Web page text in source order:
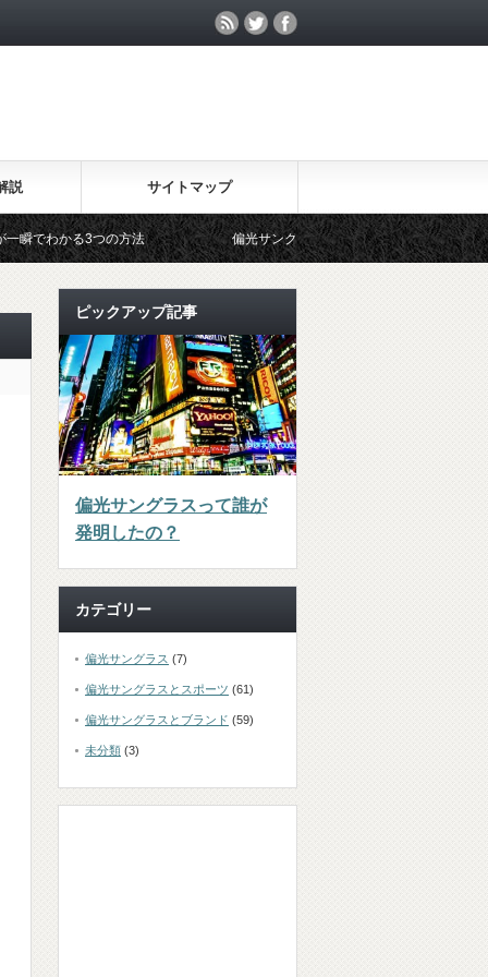
説 サイトマップ
の方法 偏光サングラスとスポーツ 偏光サングラス
ピックアップ記事
偏光サングラスって誰が
発明したの？
カテゴリー
偏光サングラス (7)
偏光サングラスとスポーツ (61)
偏光サングラスとブランド (59)
未分類 (3)